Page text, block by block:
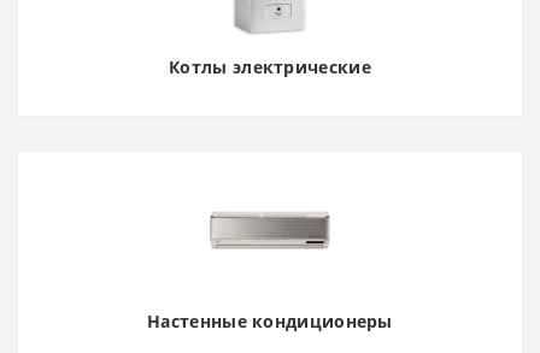
Котлы электрические
Настенные кондиционеры